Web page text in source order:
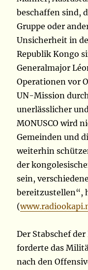
beschaffen sind,
Gruppe oder
Unsicherheit in
Republik Kongo
Generalmajor
Operationen vor
UN-Mission
unerlässlicher
MONUSCO wird
Gemeinden und
weiterhin
der
sein,
bereitzustellen“,
(
Der Stabschef der
forderte das
nach den